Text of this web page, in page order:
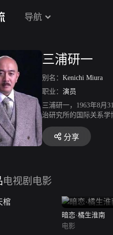
导航
三浦研一
别名： Kenichi Miura
职业： 演员
三浦研一，1963年8月
治研究所的国际关系学
2年，在电影《建党伟
年，在抗日剧《虎口拔
合作，饰演左木。
分享
电视剧 电影
暗恋·橘生淮南
电影